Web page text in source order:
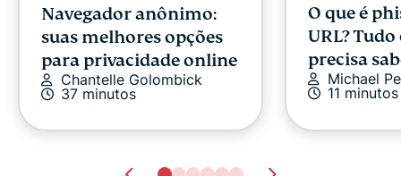
Navegador anônimo:
suas melhores opções
para privacidade online
Chantelle Golombick
37 minutos
O que é
URL?
precisa
Michael
11 minutos